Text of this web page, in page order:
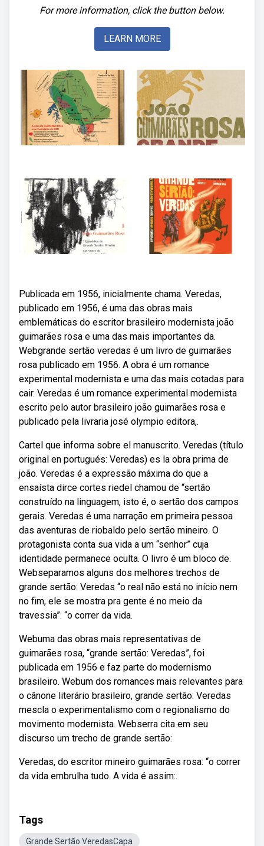
For more information, click the button below.
LEARN MORE
Publicada em 1956, inicialmente chama. Veredas,
publicado em 1956, é uma das obras mais
emblemáticas do escritor brasileiro modernista joão
guimarães rosa e uma das mais importantes da.
Webgrande sertão veredas é um livro de guimarães
rosa publicado em 1956. A obra é um romance
experimental modernista e uma das mais cotadas para
cair. Veredas é um romance experimental modernista
escrito pelo autor brasileiro joão guimarães rosa e
publicado pela livraria josé olympio editora,.
Cartel que informa sobre el manuscrito. Veredas (título
original en portugués: Veredas) es la obra prima de
joão. Veredas é a expressão máxima do que a
ensaísta dirce cortes riedel chamou de “sertão
construído na linguagem, isto é, o sertão dos campos
gerais. Veredas é uma narração em primeira pessoa
das aventuras de riobaldo pelo sertão mineiro. O
protagonista conta sua vida a um “senhor” cuja
identidade permanece oculta. O livro é um bloco de.
Webseparamos alguns dos melhores trechos de
grande sertão: Veredas “o real não está no início nem
no fim, ele se mostra pra gente é no meio da
travessia”. “o correr da vida.
Webuma das obras mais representativas de
guimarães rosa, “grande sertão: Veredas”, foi
publicada em 1956 e faz parte do modernismo
brasileiro. Webum dos romances mais relevantes para
o cânone literário brasileiro, grande sertão: Veredas
mescla o experimentalismo com o regionalismo do
movimento modernista. Webserra cita em seu
discurso um trecho de grande sertão:
Veredas, do escritor mineiro guimarães rosa: “o correr
da vida embrulha tudo. A vida é assim:.
Tags
Grande Sertão VeredasCapa